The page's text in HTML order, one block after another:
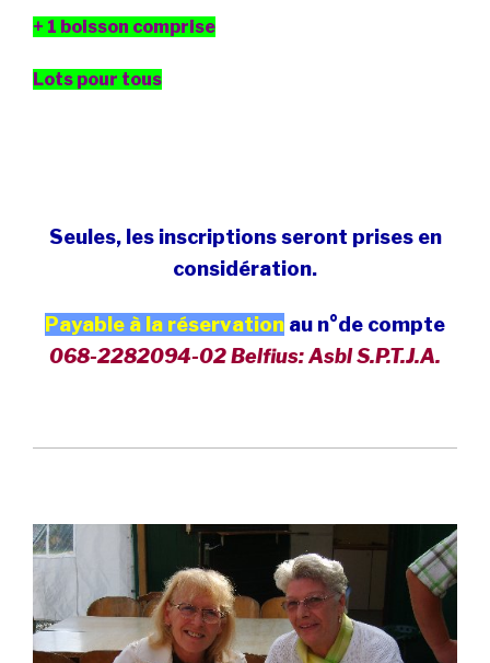
+ 1 boisson comprise
Lots pour tous
Seules, les inscriptions seront prises en
considération.
Payable à la réservation au n°de compte
068-2282094-02 Belfius: Asbl S.P.T.J.A.